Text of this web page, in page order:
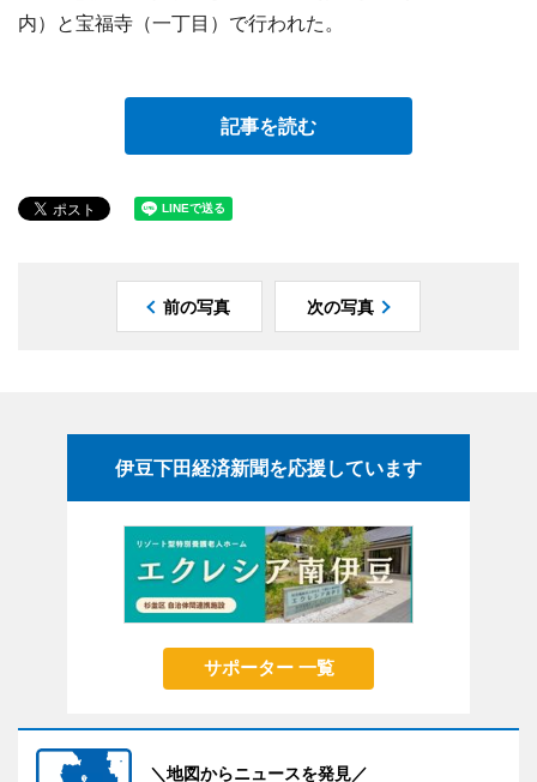
内）と宝福寺（一丁目）で行われた。
記事を読む
前の写真 次の写真
伊豆下田経済新聞を応援しています
サポーター 一覧
＼地図からニュースを発見／